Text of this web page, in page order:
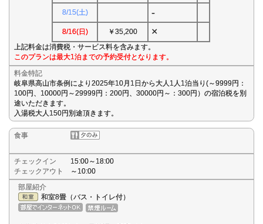
8/15(土) -
8/16(日) ￥35,200 ×
上記料金は消費税・サービス料を含みます。
このプランは最大1泊までの予約受付となります。
料金特記
岐阜県高山市条例により2025年10月1日から大人1人1泊当り(～9999円：
100円、10000円～29999円：200円、30000円～：300円）の宿泊税を別
途いただきます。
入湯税大人150円別途頂きます。
食事
チェックイン
15:00～18:00
チェックアウト
～10:00
部屋紹介
和室8畳（バス・トイレ付）